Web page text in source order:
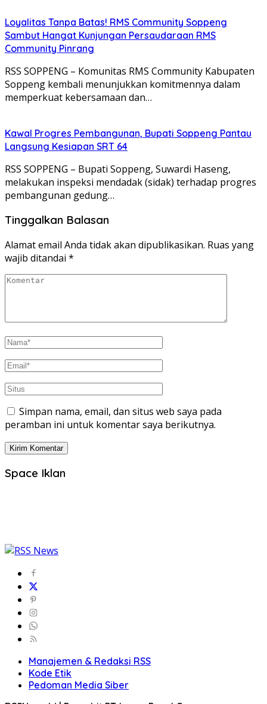
Loyalitas Tanpa Batas! RMS Community Soppeng
Sambut Hangat Kunjungan Persaudaraan RMS
Community Pinrang
RSS SOPPENG – Komunitas RMS Community Kabupaten
Soppeng kembali menunjukkan komitmennya dalam
memperkuat kebersamaan dan…
Kawal Progres Pembangunan, Bupati Soppeng Pantau
Langsung Kesiapan SRT 64
RSS SOPPENG – Bupati Soppeng, Suwardi Haseng,
melakukan inspeksi mendadak (sidak) terhadap progres
pembangunan gedung…
Tinggalkan Balasan
Alamat email Anda tidak akan dipublikasikan. Ruas yang
wajib ditandai *
Simpan nama, email, dan situs web saya pada
peramban ini untuk komentar saya berikutnya.
Space Iklan
Manajemen & Redaksi RSS
Kode Etik
Pedoman Media Siber